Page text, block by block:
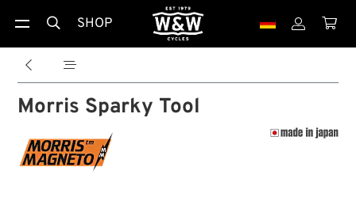
 SHOP  
 
Morris Sparky Tool